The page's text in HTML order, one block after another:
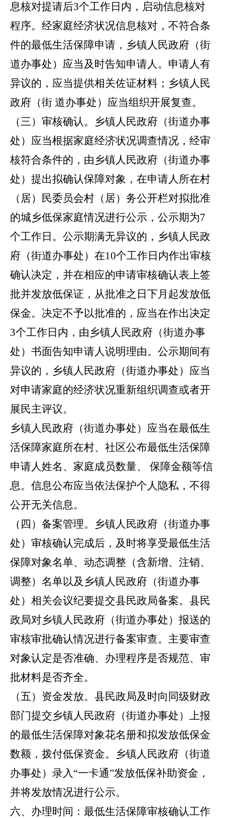
息核对提请后3个工作日内，启动信息核对
程序。经家庭经济状况信息核对，不符合条
件的最低生活保障申请，乡镇人民政府（街
道办事处）应当及时告知申请人。 申请人有
异议的，应当提供相关佐证材料；乡镇人民
政府（街 道办事处）应当组织开展复查。
（三）审核确认。
乡镇人民政府（街道办事
处）应当根据家庭经济状况调查情况，经审
核符合条件的，由乡镇人民政府（街道办事
处）提出拟确认保障对象，在申请人所在村
（居）民委员会村（居）务公开栏对拟批准
的城乡低保家庭情况进行公示，公示期为7
个工作日。公示期满无异议的，乡镇人民政
府（街道办事处）在10个工作日内作出审核
确认决定，并在相应的申请审核确认表上签
批并发放低保证，从批准之日下月起发放低
保金。决定不予以批准的，应当在作出决定
3个工作日内，由乡镇人民政府（街道办事
处）书面告知申请人说明理由。公示期间有
异议的，乡镇人民政府（街道办事处）应当
对申请家庭的经济状况重新组织调查或者开
展民主评议。
乡镇人民政府（街道办事处）应当在最低生
活保障家庭所在村、社区公布最低生活保障
申请人姓名、家庭成员数量、
保障金额等信
息。信息公布应当依法保护个人隐私，不得
公开无关信息。
（四）备案管理。
乡镇人民政府（街道办事
处）审核确认完成后，及时将享受最低生活
保障对象名单、动态调整（含新增、注销、
调整）名单以及乡镇人民政府（街道办事
处）相关会议纪要提交县民政局备案。县民
政局对乡镇人民政府（街道办事处）报送的
审核审批确认情况进行备案审查。主要审查
对象认定是否准确、办理程序是否规范、审
批材料是否齐全。
（五）资金发放。 县民政局及时向同级财政
部门提交乡镇人民政府（街道办事处）上报
的最低生活保障对象花名册和拟发放低保金
数额，拨付低保资金。乡镇人民政府（街道
办事处）录入 “一卡通”发放低保补助资金，
并将发放情况进行公示。
六、办理时间： 最低生活保障审核确认工作